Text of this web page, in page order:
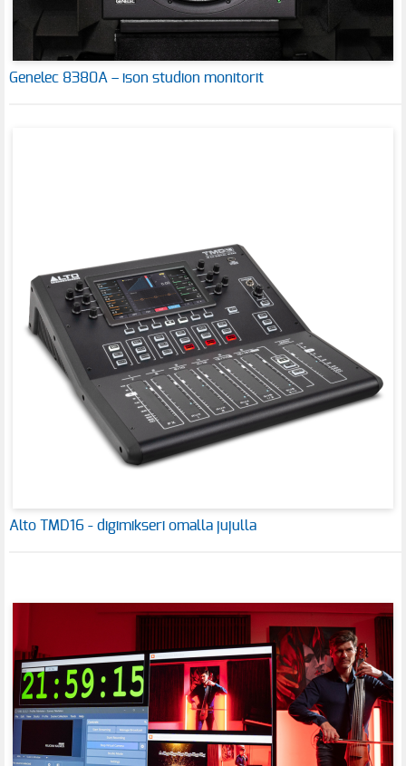
Genelec 8380A – ison studion monitorit
Alto TMD16 - digimikseri omalla jujulla